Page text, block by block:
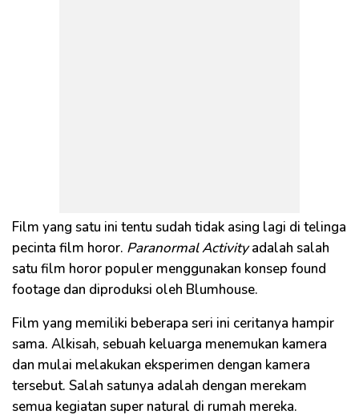
Film yang satu ini tentu sudah tidak asing lagi di telinga
pecinta film horor. Paranormal Activityadalah salah
satu film horor populer menggunakan konsep found
footage dan diproduksi oleh Blumhouse.
Film yang memiliki beberapa seri ini ceritanya hampir
sama. Alkisah, sebuah keluarga menemukan kamera
dan mulai melakukan eksperimen dengan kamera
tersebut. Salah satunya adalah dengan merekam
semua kegiatan super natural di rumah mereka.